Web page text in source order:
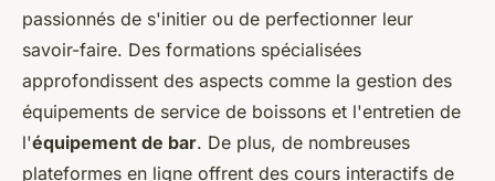
passionnés de s'initier ou de perfectionner leur
savoir-faire. Des formations spécialisées
approfondissent des aspects comme la gestion des
équipements de service de boissons et l'entretien de
l'équipement de bar. De plus, de nombreuses
plateformes en ligne offrent des cours interactifs de